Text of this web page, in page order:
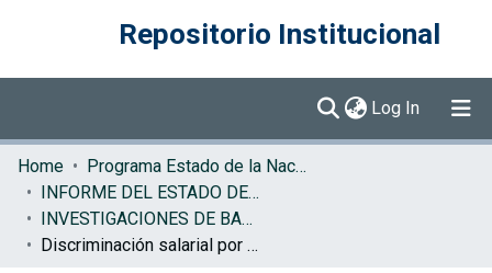
Repositorio Institucional
Log In (current)
Communities & Collections
Browse DSpace
Statistics
Home
Programa Estado de la Nación (PEN)
INFORME DEL ESTADO DE LA NACION
INVESTIGACIONES DE BASE EN
Discriminación salarial por motivo de género en Costa Rica